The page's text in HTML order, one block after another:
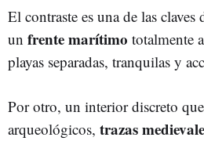
El contraste es una de las
un frente marítimo totalmente
playas separadas, tranquilas y
Por otro, un interior discreto
arqueológicos, trazas